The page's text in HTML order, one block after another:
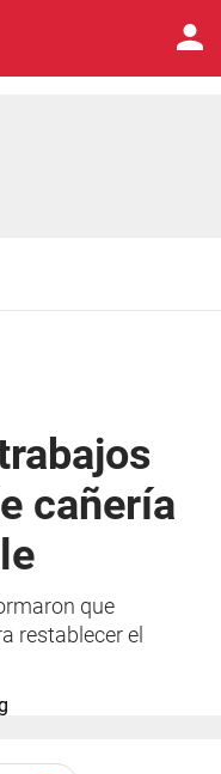
cañería
que
restablecer el